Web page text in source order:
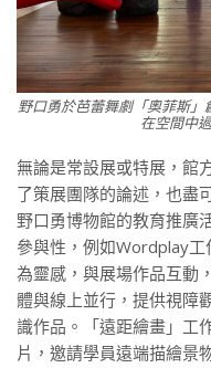
野口勇於芭蕾舞劇「奧菲斯
在空間中
無論是常設展或特展，館
了策展團隊的論述，也盡
野口勇博物館的教育推廣
參與性，例如Wordplay
為靈感，與展場作品互動
體與線上並行，提供視障
識作品。「遠距繪畫」工
片，邀請學員遠端描繪景